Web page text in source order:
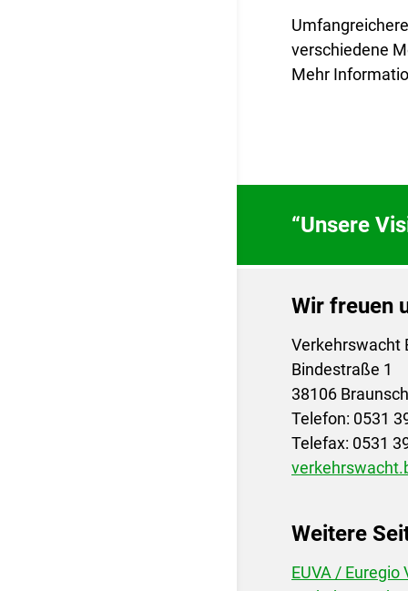
verschiedene
Mehr
“Unsere
Wir freuen
Verkehrswacht
Bindestraße 1
38106
Telefon: 0531
Telefax: 0531
Weitere
EUVA /